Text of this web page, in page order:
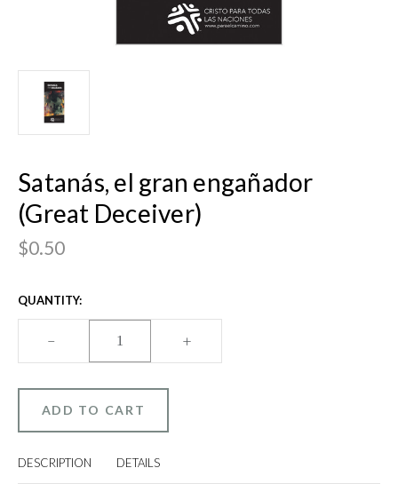
Satanás, el gran engañador
(Great Deceiver)
$0.50
CURRENT
STOCK:
QUANTITY:
DECREASE
OF
EL
GRAN
ENGAÑADOR
(GREAT
– INCREASE
OF
+
DESCRIPTION DETAILS